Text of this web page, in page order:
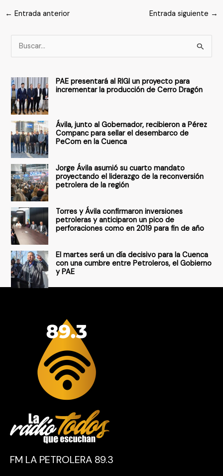
← Entrada anterior Entrada siguiente →
u
c
a
r
o
r
:
PAE presentará al RIGI un proyecto para
incrementar la producción de Cerro Dragón
Ávila, junto al Gobernador, recibieron a Pérez
Companc para sellar el desembarco de
PeCom en la Cuenca
Jorge Ávila asumió su cuarto mandato
proyectando el liderazgo de la reconversión
petrolera de la región
Torres y Ávila confirmaron inversiones
petroleras y anticiparon un pico de
perforaciones como en 2019 para fin de año
El martes será un día decisivo para la Cuenca
con una cumbre entre Petroleros, el Gobierno
y PAE
FM LA PETROLERA 89.3